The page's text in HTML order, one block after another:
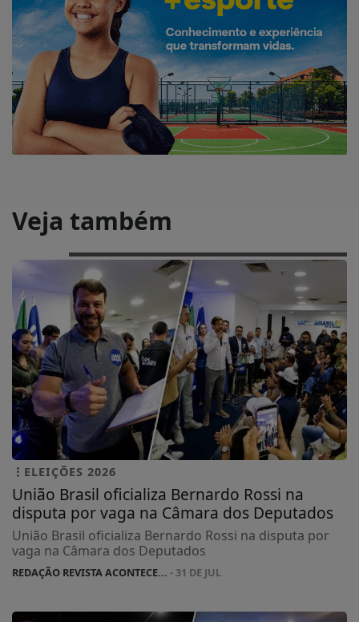
Veja também
ELEIÇÕES 2026
União Brasil oficializa Bernardo Rossi na
disputa por vaga na Câmara dos Deputados
União Brasil oficializa Bernardo Rossi na disputa por
vaga na Câmara dos Deputados
REDAÇÃO REVISTA ACONTECE... - 31 DE JUL